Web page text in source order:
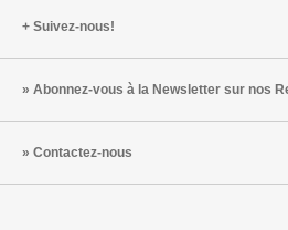
Suivez-nous!
Abonnez-vous à la Newsletter sur nos
Contactez-nous